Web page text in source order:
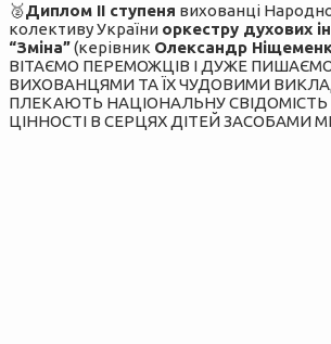
🥈Диплом ІІ ступеня вихованці
колективу України оркестру духових
“Зміна”(керівник Олександр
ВІТАЄМО ПЕРЕМОЖЦІВ І ДУЖЕ
ВИХОВАНЦЯМИ ТА ЇХ ЧУДОВИМИ
ПЛЕКАЮТЬ НАЦІОНАЛЬНУ СВІДОМІСТЬ
ЦІННОСТІ В СЕРЦЯХ ДІТЕЙ ЗАСОБАМИ